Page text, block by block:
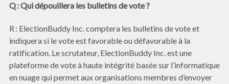
Q : Qui dépouillera les bulletins de vote ?
R : ElectionBuddy Inc. comptera les bulletins de vote et
indiquera si le vote est favorable ou défavorable à la
ratification. Le scrutateur, ElectionBuddy Inc. est une
plateforme de vote à haute intégrité basée sur l’informatique
en nuage qui permet aux organisations membres d’envoyer